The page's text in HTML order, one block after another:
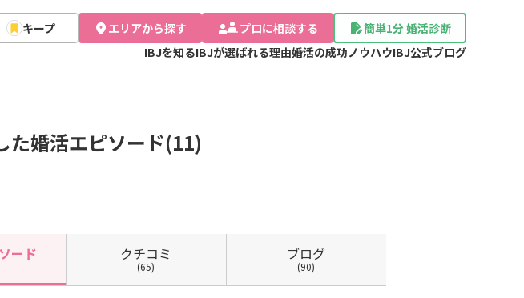
キープ エリアから探す プロに相談する
簡単1分 婚活診断
IBJを知るIBJが選ばれる理由婚活の成功ノウハウIBJ公式ブログ
た婚活エピソード(11)
ード クチコミ
(65)
ブログ
(90)